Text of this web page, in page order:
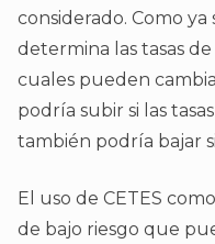
considerado. Como
determina las tasas de
cuales pueden
podría subir si las
también podría bajar
El uso de CETES
de bajo riesgo que